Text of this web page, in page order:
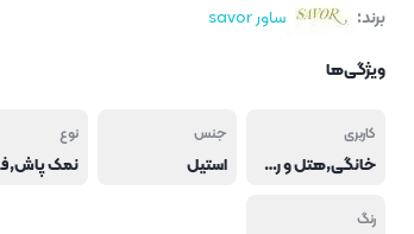
برند:
ساور savor
ویژگی‌ها
کاربری
خانگی,هتل و رستوران
جنس
استیل
نوع
رنگ